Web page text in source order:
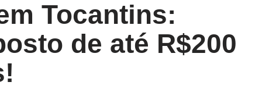
Tocantins:
de até R$200